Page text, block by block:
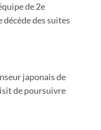
de 2e
décède des suites
japonais de
de poursuivre